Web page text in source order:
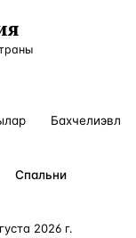
Турция · 2
Бахчелиэвлер
Спальни
2026 г.